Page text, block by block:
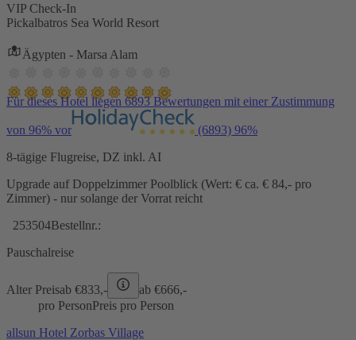
VIP Check-In
Pickalbatros Sea World Resort
Ägypten - Marsa Alam
Für dieses Hotel liegen 6893 Bewertungen mit einer Zustimmung
von 96% vor (6893) 96%
8-tägige Flugreise, DZ inkl. AI
Upgrade auf Doppelzimmer Poolblick (Wert: € ca. € 84,- pro
Zimmer) - nur solange der Vorrat reicht
253504Bestellnr.:
Pauschalreise
Alter Preisab €833,- ab €666,-
pro PersonPreis pro Person
allsun Hotel Zorbas Village